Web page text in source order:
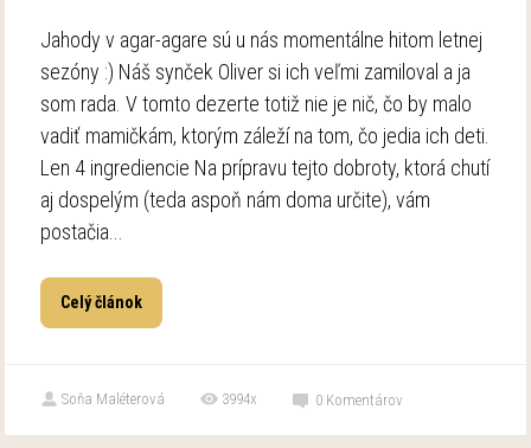
Jahody v agar-agare sú u nás momentálne hitom letnej
sezóny :) Náš synček Oliver si ich veľmi zamiloval a ja
som rada. V tomto dezerte totiž nie je nič, čo by malo
vadiť mamičkám, ktorým záleží na tom, čo jedia ich deti.
Len 4 ingrediencie Na prípravu tejto dobroty, ktorá chutí
aj dospelým (teda aspoň nám doma určite), vám
postačia...
Celý článok
Soňa Maléterová 3994x 0 Komentárov